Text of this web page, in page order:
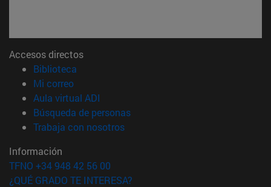
Accesos directos
Biblioteca
Mi correo(abre en nueva ventana)
Aula virtual ADI
Búsqueda de personas(abre en nueva ventana)
Trabaja con nosotros(abre en nueva ventana)
Información
TFNO +34 948 42 56 00
¿QUÉ GRADO TE INTERESA?